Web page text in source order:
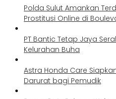
Polda Sulut Amankan
Prostitusi Online di
PT Bantic Tetap Jaya
Kelurahan Buha
Astra Honda Care
Darurat bagi Pemudik